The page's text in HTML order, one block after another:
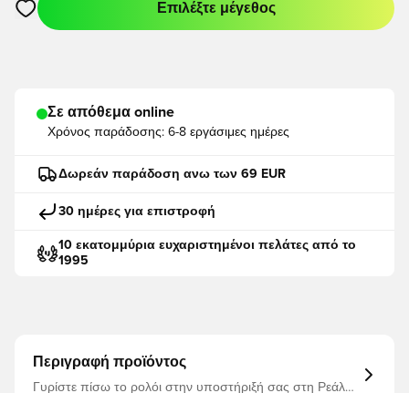
Ανοίγει ένα Modal για να συνδεθείτε ή να εγγραφείτε ως
Επιλέξτε μέγεθος
Σε απόθεμα online
Χρόνος παράδοσης: 6-8 εργάσιμες ημέρες
Δωρεάν παράδοση ανω των 69 EUR
30 ημέρες για επιστροφή
10 εκατομμύρια ευχαριστημένοι πελάτες από το
1995
Περιγραφή προϊόντος
Γυρίστε πίσω το ρολόι στην υποστήριξή σας στη Ρεάλ